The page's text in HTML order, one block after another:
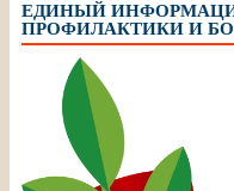
ЕДИНЫЙ
ПРОФИЛАКТИКИ И